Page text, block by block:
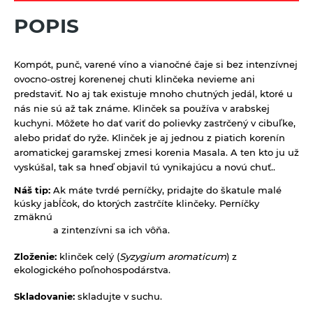
Limonády Mana Roots
Limonády ostatné
Mandľové, sójové a obilné nápoje
Nápoje ZEN bez pridaného cukru
Vína
Sirupy bez pridaného cukru
Sirupy ovocné s trstinovým cukrom
Sladidlá a včelie produkty
Včelie produkty
Sušené ovocie a orechy
Tyčinky a grissiny
Vločky a lupienky
Výrobky z obilnín a polotovary
Polotovary
Výrobky z obilnín
Zmesi na varenie a pečenie
Zrná a semená
Olejniny
Pseudoobilniny
Zdravé maškrtenie
Bezlepok - Low Carb - Keto
Čokolády, cukríky, lízatká
Ostatné
POPIS
Kompót, punč, varené víno a vianočné čaje si bez intenzívnej
ovocno-ostrej korenenej chuti klinčeka nevieme ani
predstaviť. No aj tak existuje mnoho chutných jedál, ktoré u
nás nie sú až tak známe. Klinček sa používa v arabskej
kuchyni. Môžete ho dať variť do polievky zastrčený v cibuľke,
alebo pridať do ryže. Klinček je aj jednou z piatich korenín
aromatickej garamskej zmesi korenia Masala. A ten kto ju už
vyskúšal, tak sa hneď objavil tú vynikajúcu a novú chuť..
Náš tip: Ak máte tvrdé perníčky, pridajte do škatule malé
kúsky jabĺčok, do ktorých zastrčíte klinčeky. Perníčky
zmäknú
a zintenzívni sa ich vôňa.
Zloženie: klinček celý (Syzygium aromaticum) z
ekologického poľnohospodárstva.
Skladovanie: skladujte v suchu.